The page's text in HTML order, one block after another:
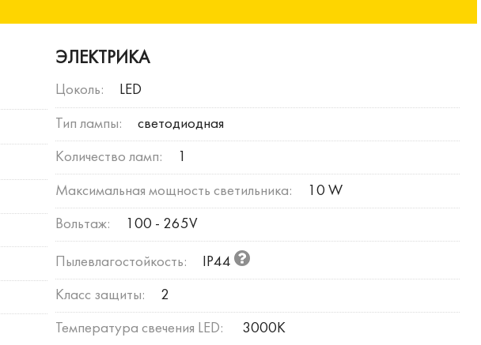
ЭЛЕКТРИКА
Цоколь: LED
Тип лампы: светодиодная
Количество ламп: 1
Максимальная мощность светильника: 10 W
Вольтаж: 100 - 265V
Пылевлагостойкость: IP44
Класс защиты: 2
Температура свечения LED: 3000К